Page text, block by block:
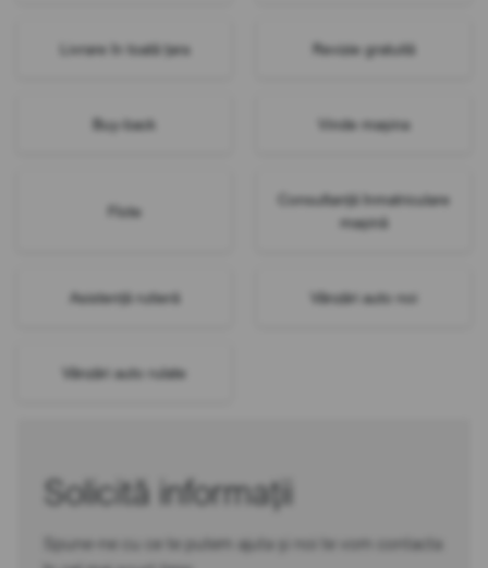
Livrare în toată țara Revizie gratuită
Buy-back Vinde mașina
Flote
Consultanță înmatriculare
mașină
Asistență rutieră Vânzări auto noi
Vânzări auto rulate
Solicită informații
Spune-ne cu ce te putem ajuta și noi te vom contacta